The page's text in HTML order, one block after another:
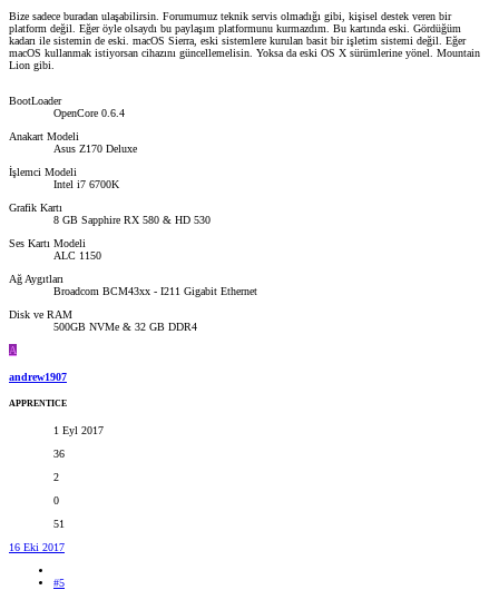
Bize sadece buradan ulaşabilirsin. Forumumuz teknik servis olmadığı gibi, kişisel destek veren bir
platform değil. Eğer öyle olsaydı bu paylaşım platformunu kurmazdım. Bu kartında eski. Gördüğüm
kadarı ile sistemin de eski. macOS Sierra, eski sistemlere kurulan basit bir işletim sistemi değil. Eğer
macOS kullanmak istiyorsan cihazını güncellemelisin. Yoksa da eski OS X sürümlerine yönel. Mountain
Lion gibi.
BootLoader
OpenCore 0.6.4
Anakart Modeli
Asus Z170 Deluxe
İşlemci Modeli
Intel i7 6700K
Grafik Kartı
8 GB Sapphire RX 580 & HD 530
Ses Kartı Modeli
ALC 1150
Ağ Aygıtları
Broadcom BCM43xx - I211 Gigabit Ethernet
Disk ve RAM
500GB NVMe & 32 GB DDR4
A
andrew1907
APPRENTICE
1 Eyl 2017
36
2
0
51
16 Eki 2017
#5